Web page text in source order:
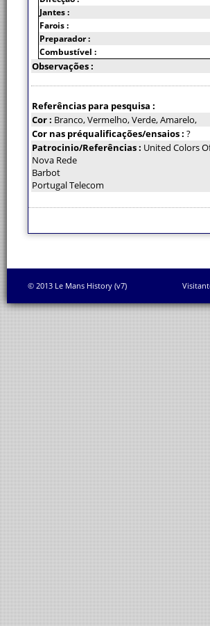
Jantes :
Farois :
Preparador :
Combustível :
Observações :
Referências para pesquisa :
Cor : Branco, Vermelho, Verde, Amarelo,
Cor nas préqualificações/ensaios : ?
Patrocinio/Referências : United Colors
Nova Rede
Barbot
Portugal Telecom
© 2013 Le Mans History (v7)